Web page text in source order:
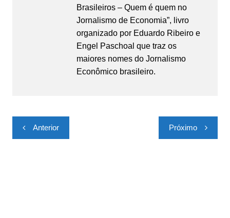
Brasileiros – Quem é quem no
Jornalismo de Economia”, livro
organizado por Eduardo Ribeiro e
Engel Paschoal que traz os
maiores nomes do Jornalismo
Econômico brasileiro.
Navegação
de
Anterior Próximo